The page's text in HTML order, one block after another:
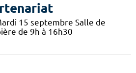
15 septembre Salle de
de 9h à 16h30